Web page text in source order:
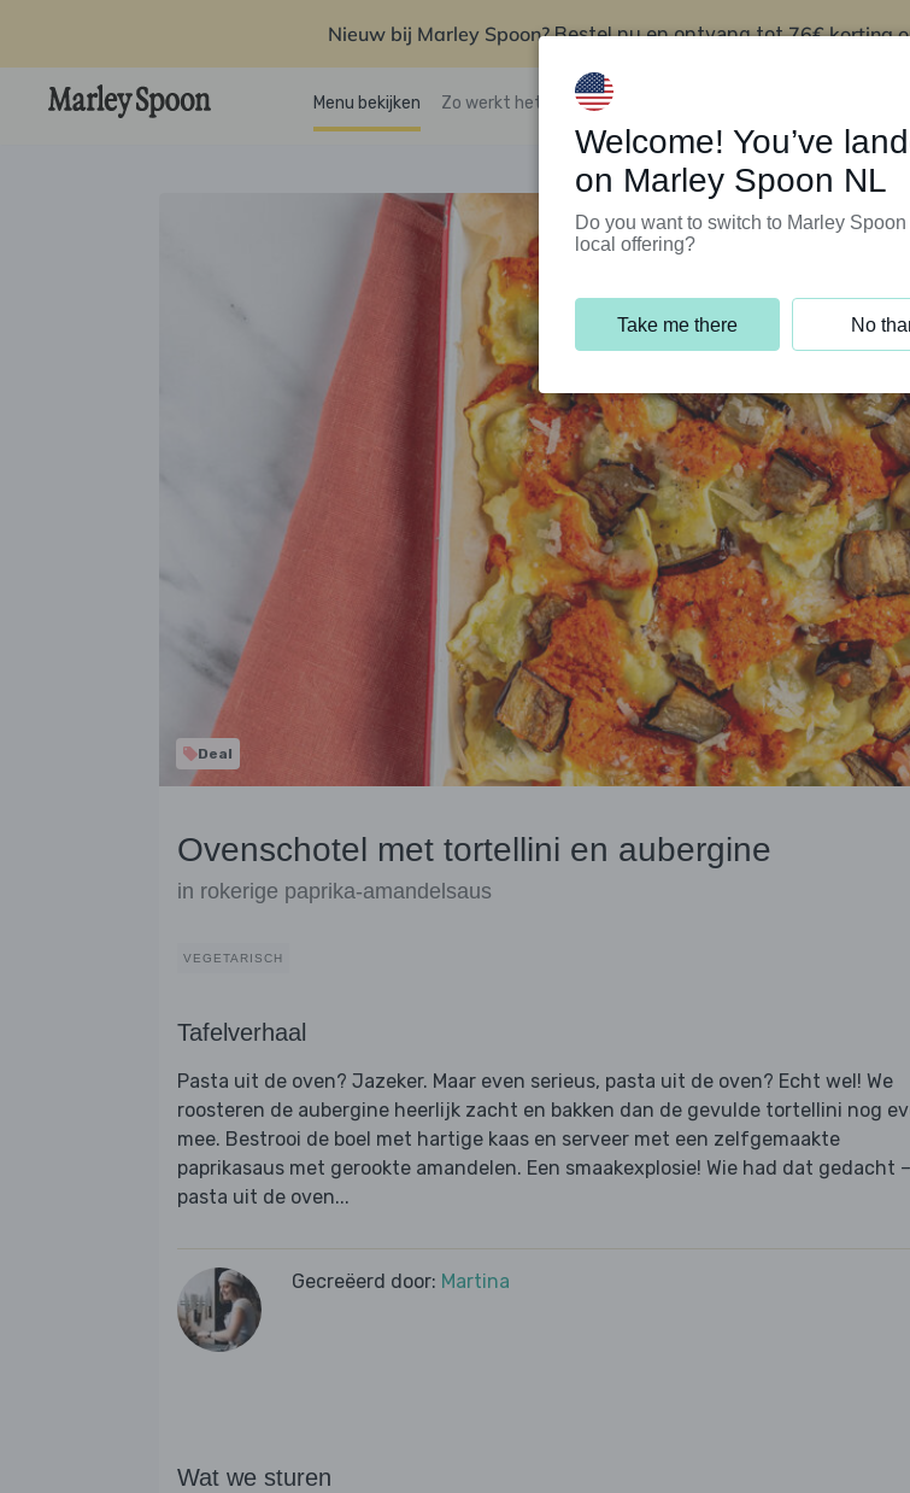
Nieuw bij Marley Spoon?Bestel nu en ontvang tot76€ korting
Menu bekijken Zo werkt het Klantenservice
Deal
Ovenschotel met tortellini en aubergine
in rokerige paprika-amandelsaus
VEGETARISCH
Tafelverhaal
Pasta uit de oven? Jazeker. Maar even serieus, pasta uit de oven? Echt wel! We
roosteren de aubergine heerlijk zacht en bakken dan de gevulde tortellini nog
mee. Bestrooi de boel met hartige kaas en serveer met een zelfgemaakte
paprikasaus met gerookte amandelen. Een smaakexplosie! Wie had dat gedacht –
pasta uit de oven...
Gecreëerd door: Martina
Wat we sturen
Welcome! You’ve
on Marley Spoon NL
Do you want to switch to Marley
local offering?
Take me there No